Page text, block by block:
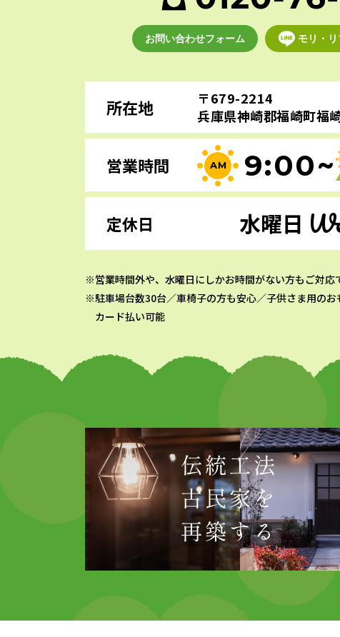
お問い合わせフォーム モリ・
所在地
〒679-2214
兵庫県神崎郡福崎町福
営業時間 9:00~
定休日 水曜日
営業時間外や、水曜日にしかお時間がない方もご対応
駐車場台数30台／車椅子の方も安心／子供さま用の
カード払い可能